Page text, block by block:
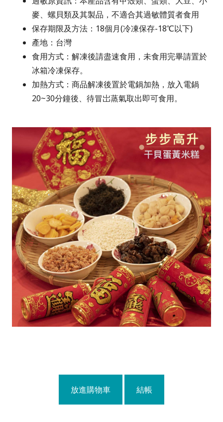
麥、螺貝類及其製品，不適合其過敏體質者食用
保存期限及方法：18個月(冷凍保存-18℃以下)
產地：台灣
食用方式：解凍後請盡速食用，未食用完畢請置於
冰箱冷凍保存。
加熱方式：商品解凍後置於電鍋加熱，放入電鍋
20~30分鐘後、待冒岀蒸氣取出即可食用。
放進購物車 結帳